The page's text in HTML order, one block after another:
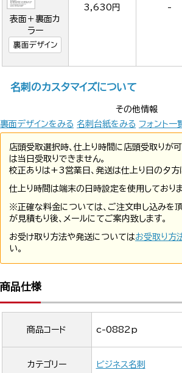
表面＋裏面カ
ラー
裏面デザイン
3,630円 -
名刺のカスタマイズについて
その他情報
裏面デザインをみる 名刺台紙をみる フォント一
店頭受取選択時、仕上り時間に店頭受取りが
は当日受取りできません。
校正ありは+3営業日、発送は仕上り日の夕方
仕上り時間は端末の日時設定を使用しておりま
※正確な料金については、ご注文申し込みを
が見積もり後、メールにてご案内致します。
お受け取り方法や発送についてはお受取り方
い。
商品仕様
商品コード c-0882p
カテゴリー ビジネス名刺